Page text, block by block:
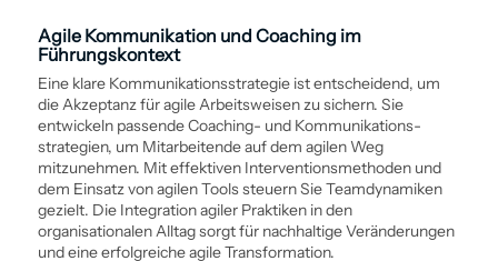
Agile Kommunikation und Coaching im
Führungskontext
Eine klare Kommunikations­strategie ist entscheidend, um
die Akzeptanz für agile Arbeits­weisen zu sichern. Sie
entwickeln passende Coaching- und Kommunikations­
strategien, um Mitarbeitende auf dem agilen Weg
mitzunehmen. Mit effektiven Interventionsmethoden und
dem Einsatz von agilen Tools steuern Sie Teamdynamiken
gezielt. Die Integration agiler Praktiken in den
organisationalen Alltag sorgt für nachhaltige Veränderungen
und eine erfolgreiche agile Transformation.